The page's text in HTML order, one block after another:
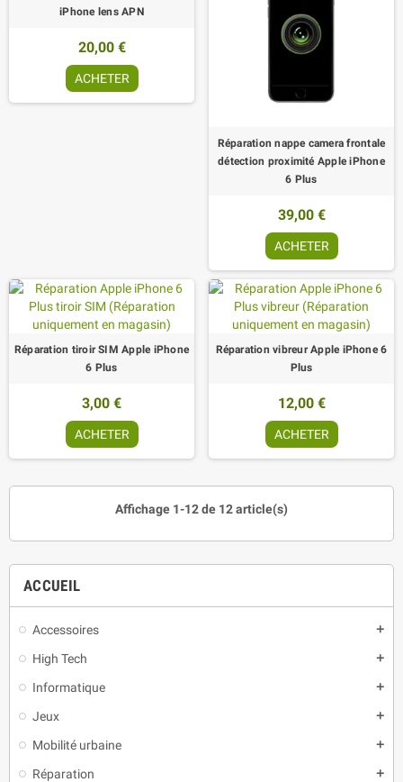
ACCUEIL
Accessoires add
High Tech add
Informatique add
Jeux add
Mobilité urbaine add
Réparation add
iPhone lens APN
20,00 €
ACHETER
Réparation nappe camera frontale
détection proximité Apple iPhone
6 Plus
39,00 €
ACHETER
Réparation tiroir SIM Apple iPhone
6 Plus
3,00 €
ACHETER
Réparation vibreur Apple iPhone 6
Plus
12,00 €
ACHETER
Affichage 1-12 de 12 article(s)